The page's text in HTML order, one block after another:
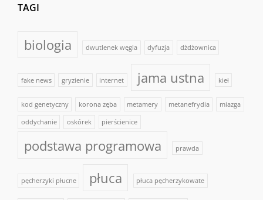
TAGI
biologia dwutlenek węgla dyfuzja dżdżownica
fake news gryzienie internet jama ustna kieł
kod genetyczny korona zęba metamery metanefrydia miazga
oddychanie oskórek pierścienice
podstawa programowa prawda
pęcherzyki płucne płuca płuca pęcherzykowate